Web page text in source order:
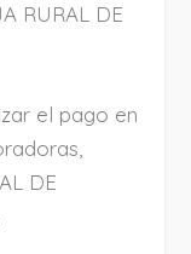
RURAL DE
el pago en
DE